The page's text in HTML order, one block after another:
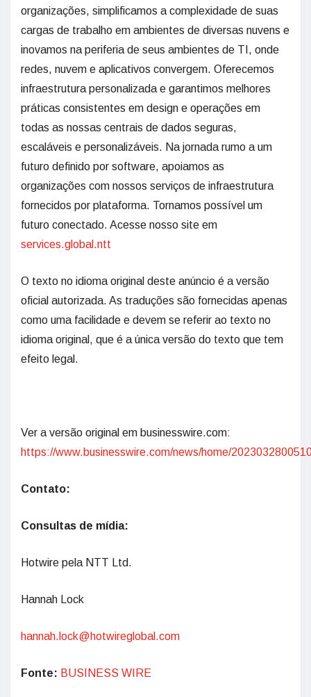
organizações, simplificamos a complexidade de suas
cargas de trabalho em ambientes de diversas nuvens e
inovamos na periferia de seus ambientes de TI, onde
redes, nuvem e aplicativos convergem. Oferecemos
infraestrutura personalizada e garantimos melhores
práticas consistentes em design e operações em
todas as nossas centrais de dados seguras,
escaláveis e personalizáveis. Na jornada rumo a um
futuro definido por software, apoiamos as
organizações com nossos serviços de infraestrutura
fornecidos por plataforma. Tornamos possível um
futuro conectado. Acesse nosso site em
services.global.ntt
O texto no idioma original deste anúncio é a versão
oficial autorizada. As traduções são fornecidas apenas
como uma facilidade e devem se referir ao texto no
idioma original, que é a única versão do texto que tem
efeito legal.
Ver a versão original em businesswire.com:
https://www.businesswire.com/news/home/
Contato:
Consultas de mídia:
Hotwire pela NTT Ltd.
Hannah Lock
hannah.lock@hotwireglobal.com
Fonte: BUSINESS WIRE